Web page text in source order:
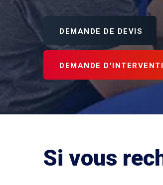
DEMANDE DE DEVIS
DEMANDE
Si vous